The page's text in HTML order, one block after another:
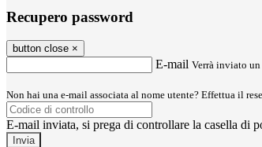
Recupero password
button close ×
E-mail Verrà inviato
Non hai una e-mail associata al nome utente? Effettua il
E-mail inviata, si prega di controllare la casella di